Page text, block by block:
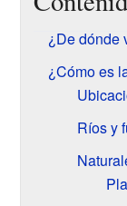
¿De dónde
¿Cómo es
Ríos y